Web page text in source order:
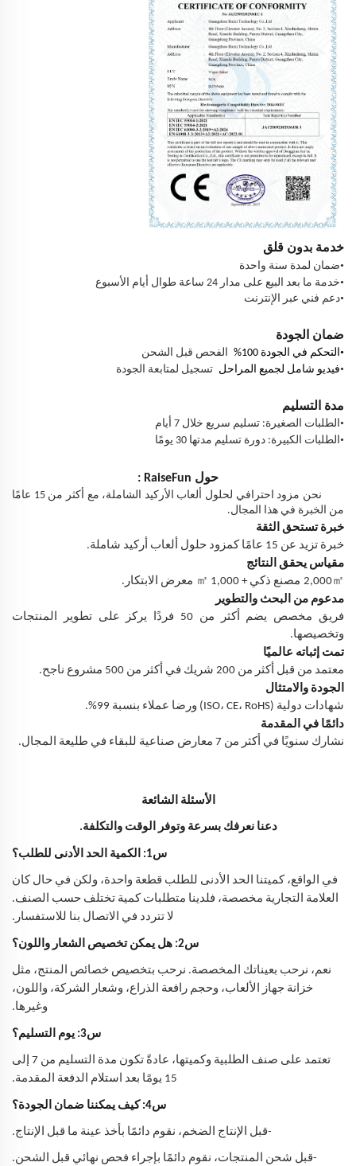
خدمة بدون قلق
•ضمان لمدة سنة واحدة
•خدمة ما بعد البيع على مدار 24 ساعة طوال أيام الأسبوع
•دعم فني عبر الإنترنت
ضمان الجودة
• التحكم في الجودة 100%
الفحص قبل الشحن
•فيديو شامل لجميع المراحل تسجيل لمتابعة الجودة
مدة التسليم
• الطلبات الصغيرة: تسليم سريع خلال 7 أيام
• الطلبات الكبيرة: دورة تسليم مدتها 30 يومًا
حول RaiseFun
:
نحن مزود احترافي لحلول ألعاب الأركيد الشاملة، مع أكثر من 15 عامًا
من الخبرة في هذا المجال.
خبرة تستحق الثقة
خبرة تزيد عن 15 عامًا كمزود حلول ألعاب أركيد شاملة.
مقياس يحقق النتائج
2,000㎡ مصنع ذكي + 1,000 ㎡ معرض الابتكار.
مدعوم من البحث والتطوير
فريق مخصص يضم أكثر من 50 فردًا يركز على تطوير المنتجات
وتخصيصها.
تمت إثباته عالميًا
معتمد من قبل أكثر من 200 شريك في أكثر من 500 مشروع ناجح.
الجودة والامتثال
شهادات دولية (ISO، CE، RoHS) ورضا عملاء بنسبة 99%.
دائمًا في المقدمة
نشارك سنويًا في أكثر من 7 معارض صناعية للبقاء في طليعة المجال.
الأسئلة الشائعة
دعنا نعرفك بسرعة وتوفر الوقت والتكلفة.
س1: الكمية الحد الأدنى للطلب؟
في الواقع، كميتنا الحد الأدنى للطلب قطعة واحدة، ولكن في حال كان
العلامة التجارية مخصصة، فلدينا متطلبات كمية تختلف حسب الصنف.
لا تتردد في الاتصال بنا للاستفسار.
س2: هل يمكن تخصيص الشعار واللون؟
نعم، نرحب بعيناتك المخصصة. نرحب بتخصيص خصائص المنتج، مثل
خزانة جهاز الألعاب، وحجم رافعة الذراع، وشعار الشركة، واللون،
وغيرها.
س3: يوم التسليم؟
تعتمد على صنف الطلبية وكميتها، عادةً تكون مدة التسليم من 7 إلى
15 يومًا بعد استلام الدفعة المقدمة.
س4: كيف يمكننا ضمان الجودة؟
-قبل الإنتاج الضخم، نقوم دائمًا بأخذ عينة ما قبل الإنتاج.
-قبل شحن المنتجات، نقوم دائمًا بإجراء فحص نهائي قبل الشحن.